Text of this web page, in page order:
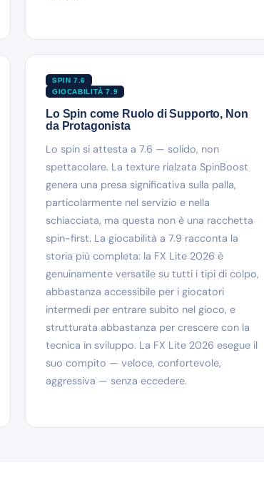
SPIN 7.6
GIOCABILITÀ 7.9
Lo Spin come Ruolo di Supporto, Non
da Protagonista
Lo spin si attesta a 7.6 — solido, non
spettacolare. La texture rialzata SpinBoost
genera una presa significativa sulla palla,
particolarmente nel servizio e nella
schiacciata, ma questa non è una racchetta
spin-first. La giocabilità a 7.9 racconta la
storia più completa: la FX Lite 2026 è
genuinamente versatile su tutti i tipi di colpo,
abbastanza accessibile per i giocatori
intermedi per entrare subito nel gioco, e
strutturata abbastanza per crescere con la
tecnica in sviluppo. La FX Lite 2026 esegue il
suo compito — veloce, confortevole,
aggressiva — senza eccedere.